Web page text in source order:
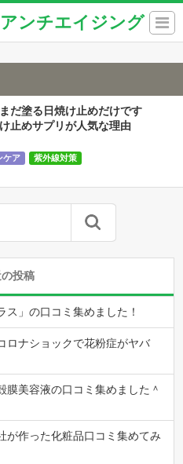
ンチエイジング
だ塗る日焼け止めだけです
止めサプリが人気な理由
ケア 紫外線対策
投稿
ス」の口コミ集めました！
ロナショックで花粉症がヤバ
膜美容液の口コミ集めました＾
が作った化粧品口コミ集めてみ